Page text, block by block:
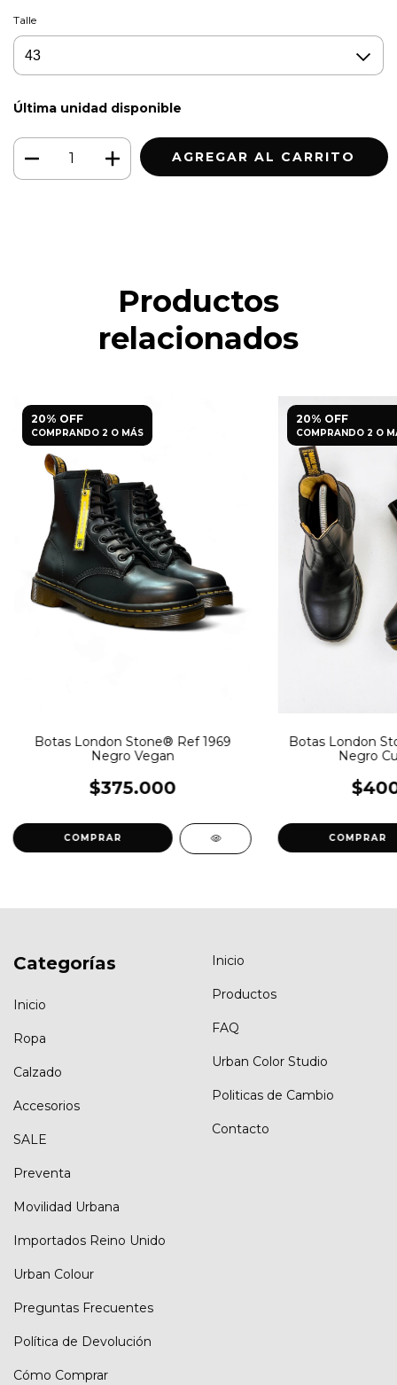
Talle
Última unidad disponible
Productos
relacionados
20% OFF
COMPRANDO 2 O MÁS
Botas London Stone® Ref 1969
Negro Vegan
$375.000
COMPRAR
20% OFF
COMPRANDO 2 O
Botas London
Negro
COMPRAR
Categorías
Inicio
Ropa
Calzado
Accesorios
SALE
Preventa
Movilidad Urbana
Importados Reino Unido
Urban Colour
Preguntas Frecuentes
Política de Devolución
Cómo Comprar
Inicio
Productos
FAQ
Urban Color Studio
Politicas de Cambio
Contacto